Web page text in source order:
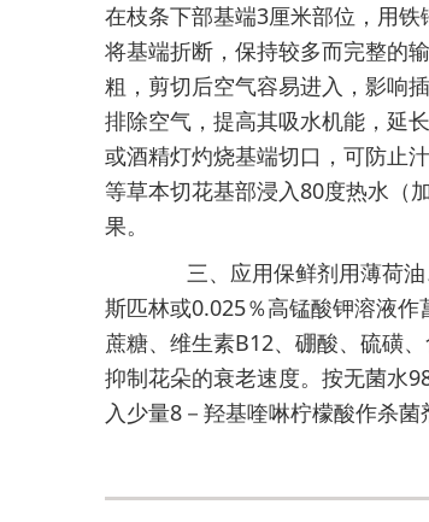
在枝条下部基端3厘米部位，用
将基端折断，保持较多而完整的
粗，剪切后空气容易进入，影响
排除空气，提高其吸水机能，延
或酒精灯灼烧基端切口，可防止
等草本切花基部浸入80度热水（
果。
三、应用保鲜剂用薄荷油
斯匹林或0.025％高锰酸钾溶液
蔗糖、维生素B12、硼酸、硫磺
抑制花朵的衰老速度。按无菌水
入少量8－羟基喹啉柠檬酸作杀